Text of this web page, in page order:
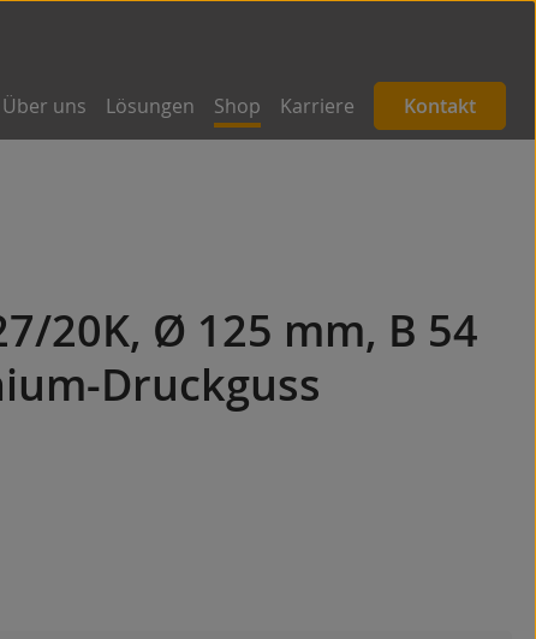
Über uns Lösungen Shop Karriere Kontakt
20K, Ø 125 mm, B 54
Druckguss